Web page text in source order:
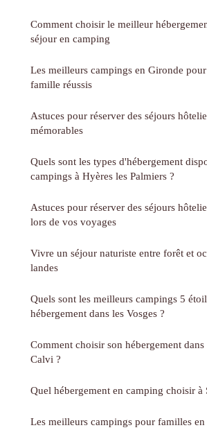
Comment choisir le meilleur
séjour en camping
Les meilleurs campings en Gironde
famille réussis
Astuces pour réserver des séjours
mémorables
Quels sont les types d'hébergement
campings à Hyères les Palmiers ?
Astuces pour réserver des séjours
lors de vos voyages
Vivre un séjour naturiste entre forêt et
landes
Quels sont les meilleurs campings 5
hébergement dans les Vosges ?
Comment choisir son hébergement
Calvi ?
Quel hébergement en camping choisir à
Les meilleurs campings pour familles